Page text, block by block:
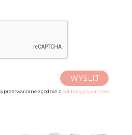
WYŚLIJ
przetwarzane zgodnie z polityką prywatności.